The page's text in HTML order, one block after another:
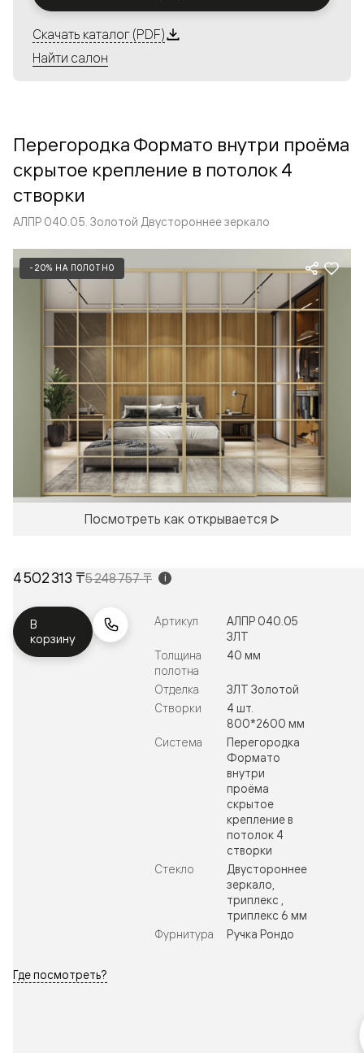
Алюминиевые перегородки имеют единый профиль
с алюминиевыми дверьми и легко сочетаются в одном
алюминиевых перегородок и дверей координируется
со стеновыми панелями Волховец.
Скачать каталог (PDF)
Найти салон
Перегородка Формато внутри проёма
скрытое крепление в потолок 4
створки
АЛПР 040.05. Золотой Двустороннее зеркало
-20% НА ПОЛОТНО
Посмотреть как открывается
4 502 313 ₸5 248 757 ₸ i
В
корзину
Артикул
АЛПР 040.05
ЗЛТ
Толщина
полотна
40 мм
Отделка
ЗЛТ Золотой
Створки
4 шт.
800*2600 мм
Система
Перегородка
Формато
внутри
проёма
скрытое
крепление в
потолок 4
створки
Стекло
Двустороннее
зеркало,
триплекс ,
триплекс 6 мм
Фурнитура
Ручка Рондо
Где посмотреть?